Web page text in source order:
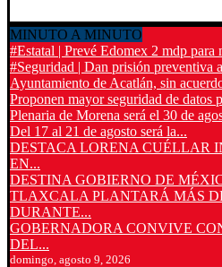
MINUTO A MINUTO
#Estatal | Prevé Edomex 2 mdp para
#Seguridad | Dan prisión preventiva
Ayuntamiento de Acatlán, sin
Proponen mayor seguridad de datos
Plenaria de Morena será el 30 de
Del 17 al 21 de agosto será la...
DESTACA LORENA CUÉLLAR
EN...
DESTINA GOBIERNO DE
TLAXCALA PLANTARÁ MÁS
DURANTE...
GOBERNADORA CONVIVE
DEL...
domingo, agosto 9, 2026